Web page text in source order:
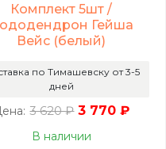
Комплект 5шт /
Гейша
Вейс (белый)
по Тимашевску от 3-5
дней
3 620 ₽ 3 770 ₽
В наличии